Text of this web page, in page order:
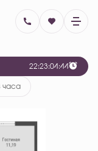
8 836 980 руб.
22:23:04:44
часа